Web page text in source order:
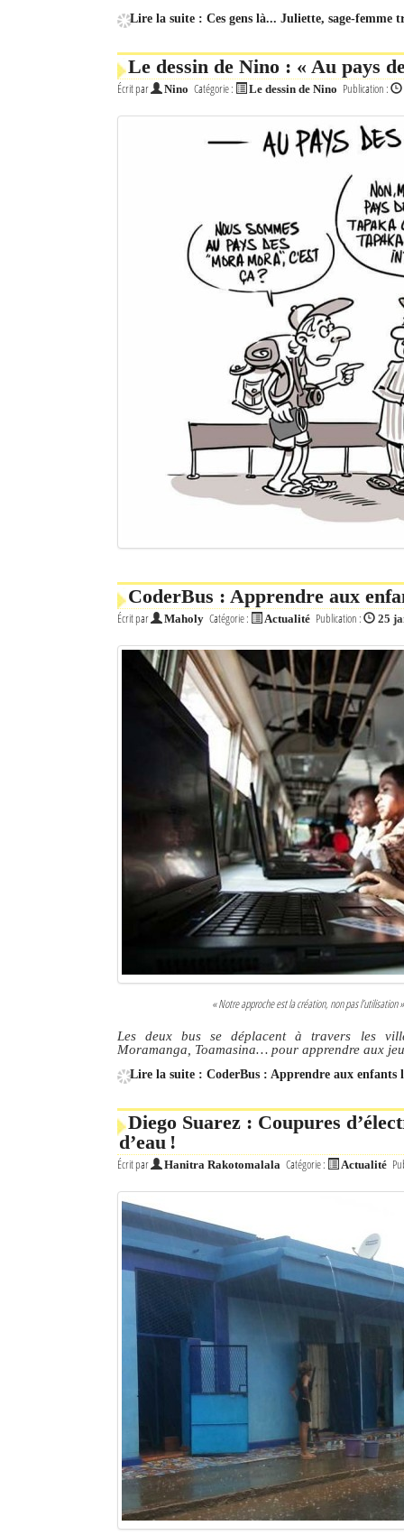
Lire la suite : Ces gens là... Juliette, sage-femme
Le dessin de Nino : « Au pays
Écrit par Nino Catégorie : Le dessin de Nino Publication :
CoderBus : Apprendre aux
Écrit par Maholy Catégorie : Actualité Publication : 25
« Notre approche est la création, non pas
Les deux bus se déplacent à travers les
Moramanga, Toamasina… pour apprendre aux
Lire la suite : CoderBus : Apprendre aux
Diego Suarez : Coupures
d’eau !
Écrit par Hanitra Rakotomalala Catégorie : Actualité